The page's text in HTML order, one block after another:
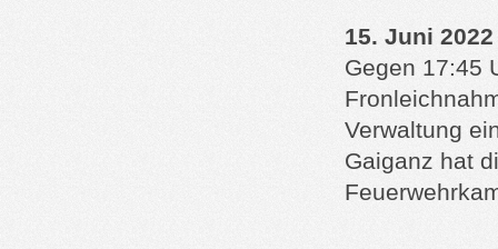
15. Juni
Gegen 17:45
Verwaltung
Gaiganz hat